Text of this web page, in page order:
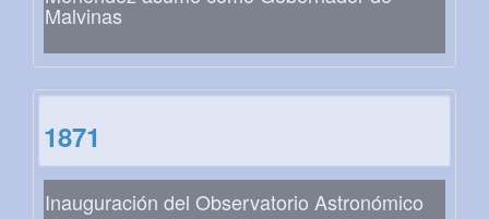
Malvinas
1871
Inauguración del Observatorio Astronómico